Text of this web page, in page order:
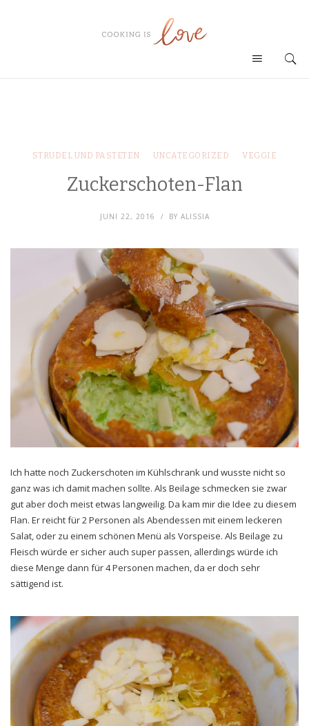
STRUDEL UND PASTETEN UNCATEGORIZED VEGGIE
Zuckerschoten-Flan
JUNI 22, 2016 BY ALISSIA
Ich hatte noch Zuckerschoten im Kühlschrank und wusste nicht so
ganz was ich damit machen sollte. Als Beilage schmecken sie zwar
gut aber doch meist etwas langweilig. Da kam mir die Idee zu diesem
Flan. Er reicht für 2 Personen als Abendessen mit einem leckeren
Salat, oder zu einem schönen Menü als Vorspeise. Als Beilage zu
Fleisch würde er sicher auch super passen, allerdings würde ich
diese Menge dann für 4 Personen machen, da er doch sehr
sättigend ist.